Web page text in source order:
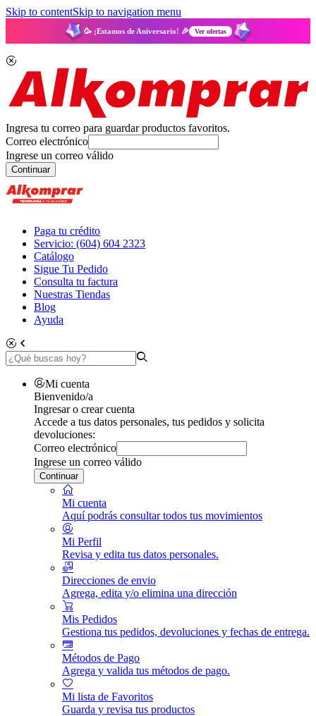
Skip to contentSkip to navigation menu
🥳 ¡Estamos de Aniversario! 🎉 Ver ofertas
Ingresa tu correo para guardar productos favoritos.
Correo electrónico
Ingrese un correo válido
Continuar
Paga tu crédito
Servicio: (604) 604 2323
Catálogo
Sigue Tu Pedido
Consulta tu factura
Nuestras Tiendas
Blog
Ayuda
Mi cuenta
Bienvenido/a
Ingresar o crear cuenta
Accede a tus datos personales, tus pedidos y solicita
devoluciones:
Correo electrónico
Ingrese un correo válido
Continuar
Mi cuenta
Aquí podrás consultar todos tus movimientos
Mi Perfil
Revisa y edita tus datos personales.
Direcciones de envio
Agrega, edita y/o elimina una dirección
Mis Pedidos
Gestiona tus pedidos, devoluciones y fechas de entrega.
Métodos de Pago
Agrega y valida tus métodos de pago.
Mi lista de Favoritos
Guarda y revisa tus productos